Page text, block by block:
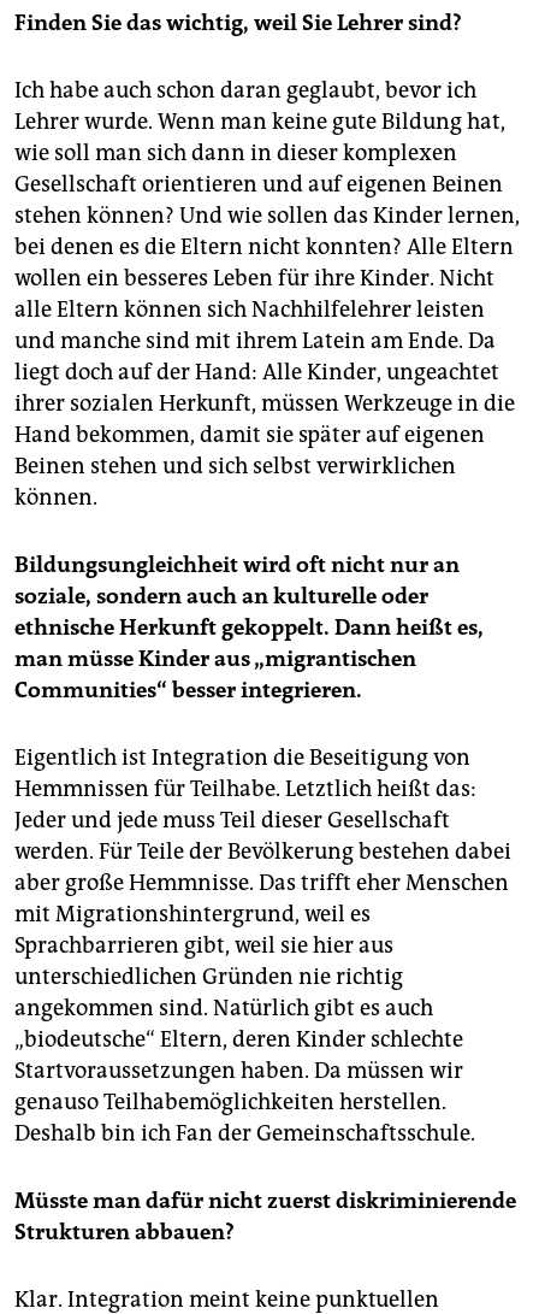
Finden Sie das wichtig, weil Sie Lehrer sind?
Ich habe auch schon daran geglaubt, bevor ich
Lehrer wurde. Wenn man keine gute Bildung hat,
wie soll man sich dann in dieser komplexen
Gesellschaft orientieren und auf eigenen Beinen
stehen können? Und wie sollen das Kinder lernen,
bei denen es die Eltern nicht konnten? Alle Eltern
wollen ein besseres Leben für ihre Kinder. Nicht
alle Eltern können sich Nachhilfelehrer leisten
und manche sind mit ihrem Latein am Ende. Da
liegt doch auf der Hand: Alle Kinder, ungeachtet
ihrer sozialen Herkunft, müssen Werkzeuge in die
Hand bekommen, damit sie später auf eigenen
Beinen stehen und sich selbst verwirklichen
können.
Bildungsungleichheit wird oft nicht nur an
soziale, sondern auch an kulturelle oder
ethnische Herkunft gekoppelt. Dann heißt es,
man müsse Kinder aus „migrantischen
Communities“ besser integrieren.
Eigentlich ist Integration die Beseitigung von
Hemmnissen für Teilhabe. Letztlich heißt das:
Jeder und jede muss Teil dieser Gesellschaft
werden. Für Teile der Bevölkerung bestehen dabei
aber große Hemmnisse. Das trifft eher Menschen
mit Migrationshintergrund, weil es
Sprachbarrieren gibt, weil sie hier aus
unterschiedlichen Gründen nie richtig
angekommen sind. Natürlich gibt es auch
„biodeutsche“ Eltern, deren Kinder schlechte
Startvoraussetzungen haben. Da müssen wir
genauso Teilhabemöglichkeiten herstellen.
Deshalb bin ich Fan der Gemeinschaftsschule.
Müsste man dafür nicht zuerst diskriminierende
Strukturen abbauen?
Klar. Integration meint keine punktuellen